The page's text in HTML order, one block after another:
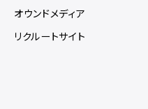
オウンドメディア
リクルートサイト